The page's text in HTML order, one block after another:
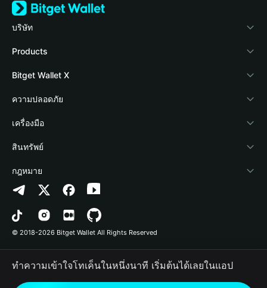
บริษัท
เกี่ยวกับ Bitget Wallet
Blog
Academy
ข่าวสารด้านคริปโต
ศูนย์ช่วยเหลือ
ติดต่อเรา
ทรัพยากรข้อมูลของแบรนด์
อาชีพ
Products
Crypto Card
Stablecoin Earn
Payfi Crypto
Crypto Swap API
Altcoin Season Index
Prediction Markets
DApp
RWA
Bitget Wallet X
นักพัฒนา
เชื่อมต่อ Wallet
Bitget Wallet Pay
ลิสต์โปรเจกต์
ความปลอดภัย
Protection Fund
เทคโนโลยีความปลอดภัย
เครื่องมือ
ซื้อคริปโต
การตรวจจับการอนุญาต
การตรวจจับสัญญา
การโอนเป็นชุด
สินทรัพย์
Arbitrum
Avalanche
Bitcoin
Polygon
กฎหมาย
นโยบายความเป็นส่วนตัว
ข้อตกลงในการใช้บริการ
© 2018-2026 Bitget Wallet All Rights Reserved
ทำความเข้าใจโทเค็นในหนึ่งนาที เริ่มต้นได้เลยในแอป